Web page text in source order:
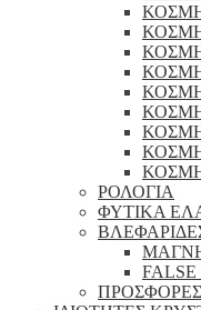
ΡΟΛΟΓΙΑ
ΦΥΤΙΚΑ
ΠΡΟΣΦΟΡΕΣ